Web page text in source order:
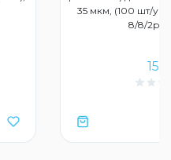
35 мкм, (100 шт/
8/8/2р-
156